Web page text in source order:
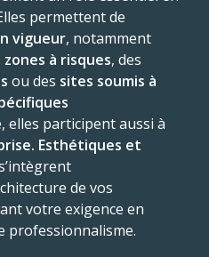
permettent de
vigueur, notamment
zones à risques, des
ou des sites soumis à
elles participent aussi à
Esthétiques et
de vos
votre exigence en
professionnalisme.